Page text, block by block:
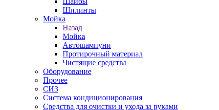
Шплинты
Мойка
Назад
Мойка
Автошампуни
Протирочный материал
Чистящие средства
Оборудование
Прочее
СИЗ
Система кондиционирования
Средства для очистки и ухода за руками